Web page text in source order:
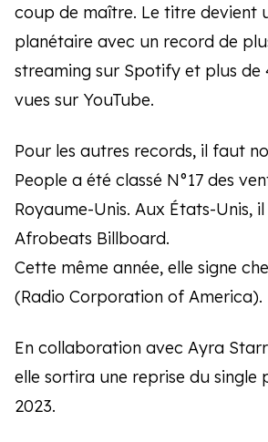
coup de maître. Le titre devient
planétaire avec un record de
streaming sur Spotify et plus de
vues sur YouTube.
Pour les autres records, il faut
People a été classé N°17 des
Royaume-Unis. Aux États-Unis,
Afrobeats Billboard.
Cette même année, elle signe
(Radio Corporation of America).
En collaboration avec Ayra
elle sortira une reprise du single
2023.